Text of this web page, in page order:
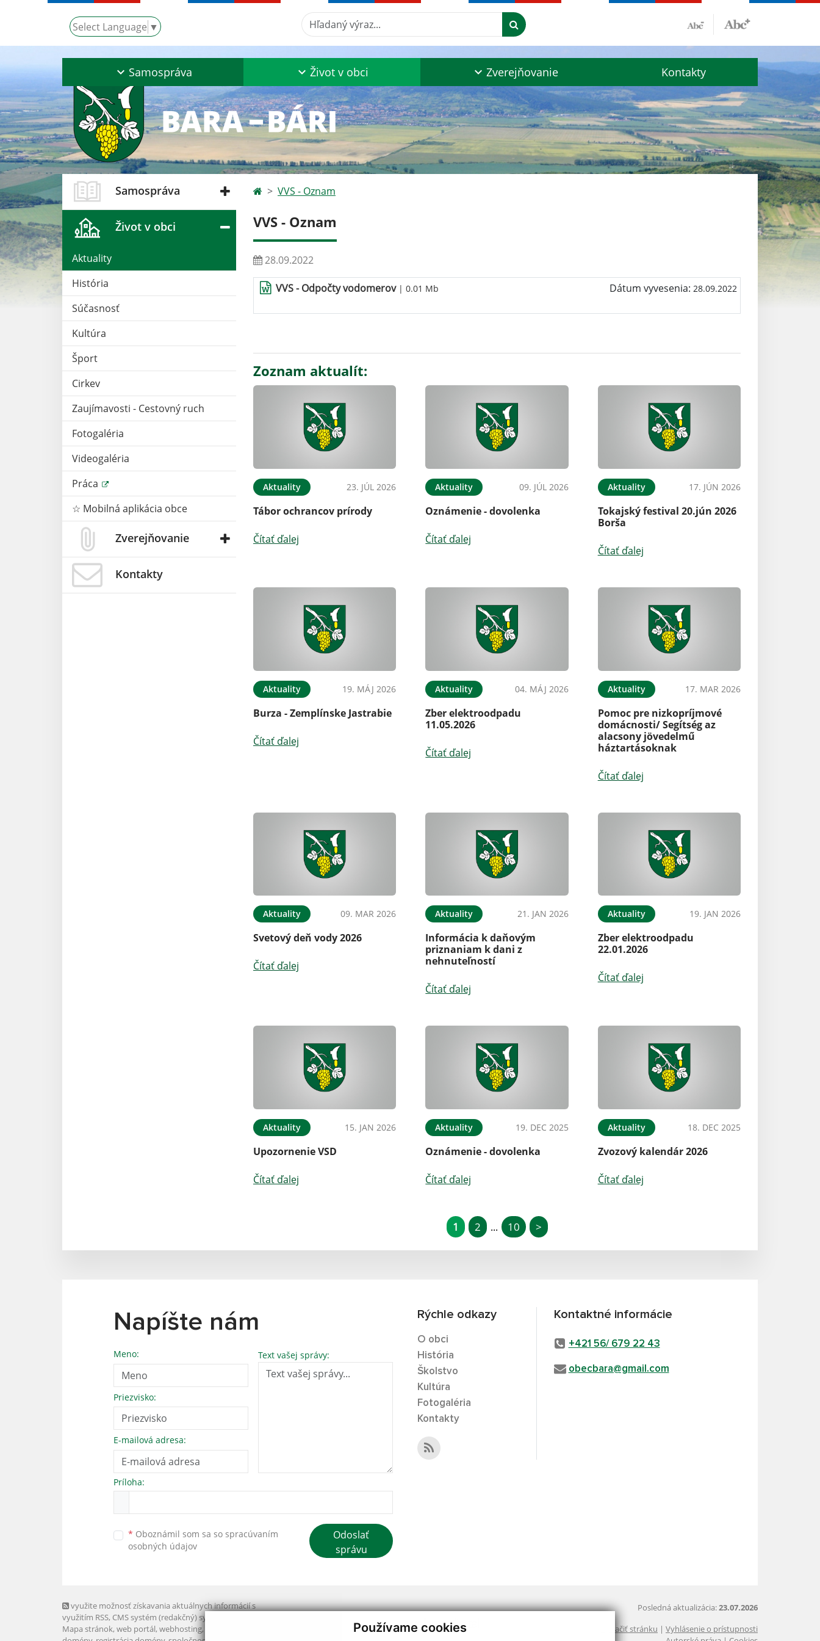
Používame cookies
Select Language ▼
Hľadaný výraz...
Samospráva Život v obci Zverejňovanie Kontakty
Samospráva
Život v obci
Aktuality
História
Súčasnosť
Kultúra
Šport
Cirkev
Zaujímavosti - Cestovný ruch
Fotogaléria
Videogaléria
Práca
☆ Mobilná aplikácia obce
Zverejňovanie
Kontakty
VVS - Oznam
VVS - Oznam
28.09.2022
VVS - Odpočty vodomerov | 0.01 Mb Dátum vyvesenia: 28.09.2022
Zoznam aktualít:
Aktuality 23. JÚL 2026
Tábor ochrancov prírody
Čítať ďalej
Aktuality 09. JÚL 2026
Oznámenie - dovolenka
Čítať ďalej
Aktuality 17. JÚN 2026
Tokajský festival 20.jún 2026
Borša
Čítať ďalej
Aktuality 19. MÁJ 2026
Burza - Zemplínske Jastrabie
Čítať ďalej
Aktuality 04. MÁJ 2026
Zber elektroodpadu
11.05.2026
Čítať ďalej
Aktuality 17. MAR 2026
Pomoc pre nizkopríjmové
domácnosti/ Segítség az
alacsony jövedelmű
háztartásoknak
Čítať ďalej
Aktuality 09. MAR 2026
Svetový deň vody 2026
Čítať ďalej
Aktuality 21. JAN 2026
Informácia k daňovým
priznaniam k dani z
nehnuteľností
Čítať ďalej
Aktuality 19. JAN 2026
Zber elektroodpadu
22.01.2026
Čítať ďalej
Aktuality 15. JAN 2026
Upozornenie VSD
Čítať ďalej
Aktuality 19. DEC 2025
Oznámenie - dovolenka
Čítať ďalej
Aktuality 18. DEC 2025
Zvozový kalendár 2026
Čítať ďalej
1 2 ... 10 >
Napíšte nám
Meno:
Priezvisko:
E-mailová adresa:
Text vašej správy:
Príloha:
* Oboznámil som sa so spracúvaním
osobných údajov
Odoslať
správu
Rýchle odkazy
O obci
História
Školstvo
Kultúra
Fotogaléria
Kontakty
Kontaktné informácie
+421 56/ 679 22 43
obecbara@gmail.com
využite možnosť získavania aktuálnych informácií s
využitím RSS, CMS systém (redakčný) systém ECHELON 2,
Mapa stránok, web portál, webhosting,
Posledná aktualizácia:23.07.2026
Vytlačiť stránku | Vyhlásenie o prístupnosti
webdesign|